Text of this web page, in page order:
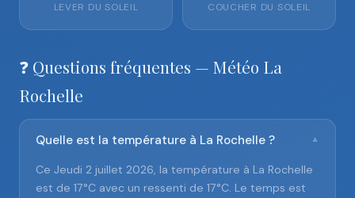
LEVER DU SOLEIL COUCHER DU SOLEIL
❓ Questions fréquentes — Météo La
Rochelle
Quelle est la température à La Rochelle ? ▼
Ce Jeudi 2 juillet 2026, la température à La Rochelle
est de 17°C avec un ressenti de 17°C. Le temps est